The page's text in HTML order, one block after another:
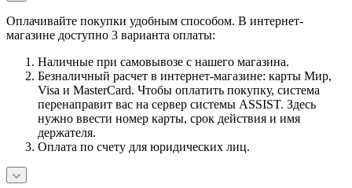
Оплачивайте покупки удобным способом. В интернет-
магазине доступно 3 варианта оплаты:
Наличные при самовывозе с нашего магазина.
Безналичный расчет в интернет-магазине: карты Мир,
Visa и MasterCard. Чтобы оплатить покупку, система
перенаправит вас на сервер системы ASSIST. Здесь
нужно ввести номер карты, срок действия и имя
держателя.
Оплата по счету для юридических лиц.